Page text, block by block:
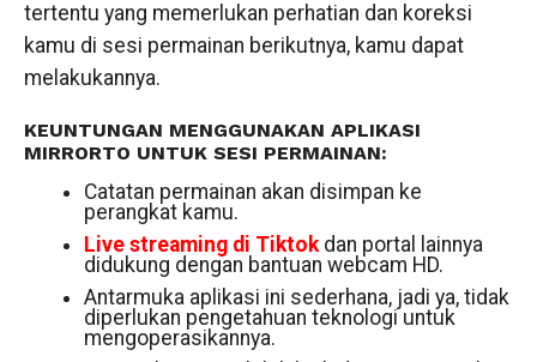
tertentu yang memerlukan perhatian dan koreksi
kamu di sesi permainan berikutnya, kamu dapat
melakukannya.
KEUNTUNGAN MENGGUNAKAN APLIKASI
MIRRORTO UNTUK SESI PERMAINAN:
Catatan permainan akan disimpan ke
perangkat kamu.
Live streaming di Tiktokdan portal lainnya
didukung dengan bantuan webcam HD.
Antarmuka aplikasi ini sederhana, jadi ya, tidak
diperlukan pengetahuan teknologi untuk
mengoperasikannya.